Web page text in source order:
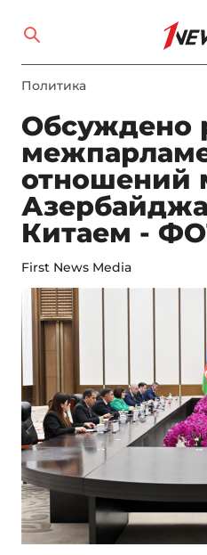
Политика
Обсуждено
отношений
Китаем -
First News Media